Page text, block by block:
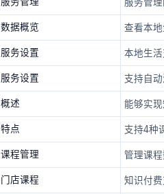
数据概览 查看本
服务设置 本地生
服务设置 支持自
概述 能够实
特点 支持4种
课程管理 管理课
门店课程 知识付